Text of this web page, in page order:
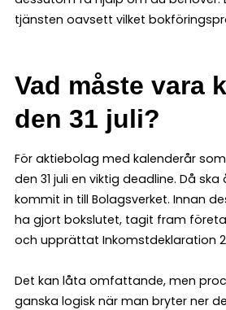
tjänsten oavsett vilket
Vad måste vara
den 31 juli?
För aktiebolag med kalenderår
den 31 juli en viktig deadline. Då
kommit in till Bolagsverket. Innan
ha gjort bokslutet, tagit fram
och upprättat Inkomstdeklaration 2
Det kan låta omfattande, men
ganska logisk när man bryter ner